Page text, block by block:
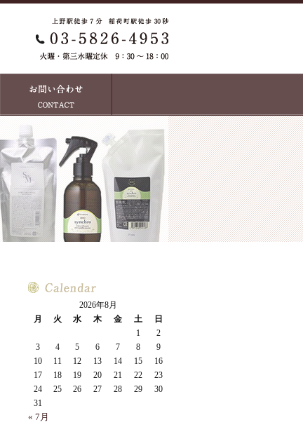
2026年8月
月
火 水 木 金 土
日
1
2
3
4 5 6 7 8
9
10
11 12 13 14 15
16
17
18 19 20 21 22
23
24
25 26 27 28 29
30
31
« 7月